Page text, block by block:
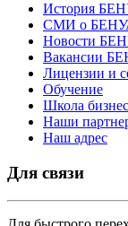
История
СМИ о
Новости
Вакансии
Лицензии и
Обучение
Школа
Наши
Наш адрес
Для связи